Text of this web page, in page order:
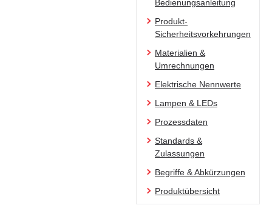
Bedienungsanleitung
Produkt-
Sicherheitsvorkehrungen
Materialien &
Umrechnungen
Elektrische Nennwerte
Lampen & LEDs
Prozessdaten
Standards &
Zulassungen
Begriffe & Abkürzungen
Produktübersicht